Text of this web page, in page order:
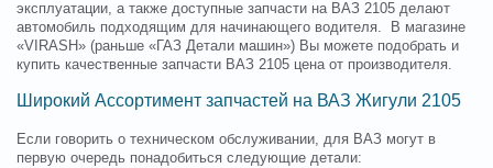
эксплуатации, а также доступные запчасти на ВАЗ 2105 делают
автомобиль подходящим для начинающего водителя. В магазине
«VIRASH» (раньше «ГАЗ Детали машин») Вы можете подобрать и
купить качественные запчасти ВАЗ 2105 цена от производителя.
Широкий Ассортимент запчастей на ВАЗ Жигули 2105
Если говорить о техническом обслуживании, для ВАЗ могут в
первую очередь понадобиться следующие детали: